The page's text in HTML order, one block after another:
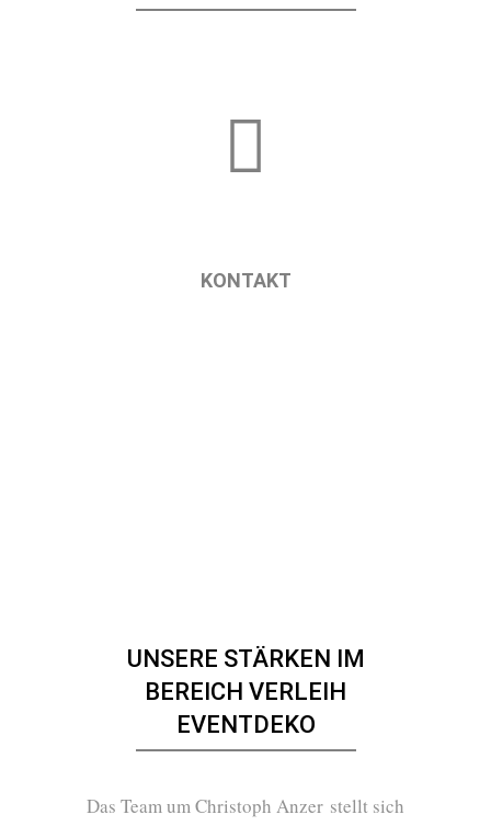
KONTAKT
UNSERE STÄRKEN IM
BEREICH VERLEIH
EVENTDEKO
Das Team um Christoph Anzer stellt sich